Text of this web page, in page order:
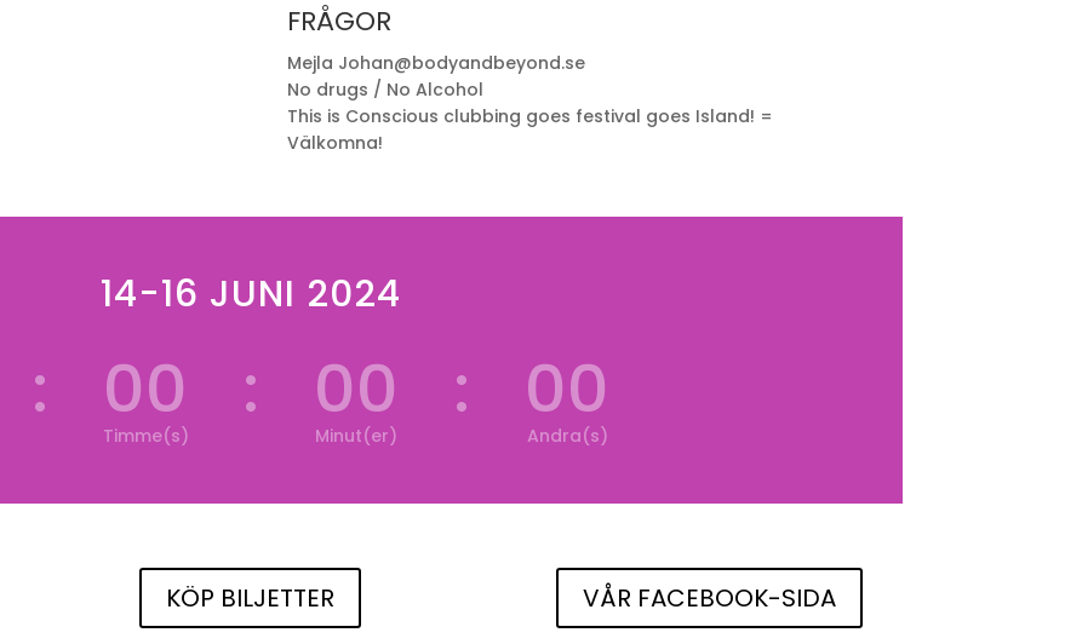
FRÅGOR
Mejla Johan@bodyandbeyond.se
No drugs / No Alcohol
This is Conscious clubbing goes festival goes Island! =
Välkomna!
14-16 JUNI 2024
: 00
Timme(s)
: 00
Minut(er)
: 00
Andra(s)
KÖP BILJETTER VÅR FACEBOOK-SIDA